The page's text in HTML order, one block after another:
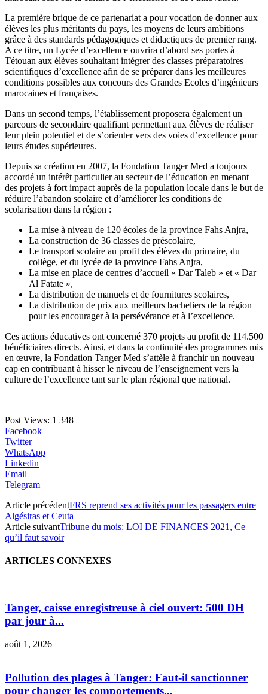
La première brique de ce partenariat a pour vocation de donner aux
élèves les plus méritants ‎du pays, les moyens de leurs ambitions
grâce à des standards pédagogiques et didactiques de ‎premier rang.
A ce titre, un Lycée d’excellence ouvrira d’abord ses portes à
Tétouan aux ‎élèves souhaitant intégrer des classes préparatoires
scientifiques d’excellence afin de se ‎préparer dans les meilleures
conditions possibles aux concours des Grandes Ecoles ‎d’ingénieurs
marocaines et françaises. ‎
Dans un second temps, l’établissement proposera également un
parcours de secondaire ‎qualifiant permettant aux élèves de réaliser
leur plein potentiel et de s’orienter vers des voies ‎d’excellence pour
leurs études supérieures.‎
Depuis sa création en 2007, la Fondation Tanger Med a toujours
accordé un intérêt particulier au secteur de l’éducation en menant
des projets à fort impact auprès de la population locale dans le but de
réduire l’abandon scolaire et d’améliorer les conditions de
scolarisation dans la région :
La mise à niveau de 120 écoles de la province Fahs Anjra,
La construction de 36 classes de préscolaire,
Le transport scolaire au profit des élèves du primaire, du
collège, et du lycée de la province Fahs Anjra,
La mise en place de centres d’accueil « Dar Taleb » et « Dar
Al Fatate »,
La distribution de manuels et de fournitures scolaires,
La distribution de prix aux meilleurs bacheliers de la région
pour les encourager à la persévérance et à l’excellence.
Ces actions éducatives ont concerné 370 projets au profit de 114.500
bénéficiaires directs. Ainsi, et dans la continuité des programmes mis
en œuvre, la Fondation Tanger Med s’attèle à franchir un nouveau
cap en contribuant à hisser le niveau de l’enseignement vers la
culture de l’excellence tant sur le plan régional que national.
Post Views: 1 348
Facebook
Twitter
WhatsApp
Linkedin
Email
Telegram
Article précédentFRS reprend ses activités pour les passagers entre
Algésiras et Ceuta
Article suivantTribune du mois: LOI DE FINANCES 2021, Ce
qu’il faut savoir
ARTICLES CONNEXES
Tanger, caisse enregistreuse à ciel ouvert: 500 DH
par jour à...
août 1, 2026
Pollution des plages à Tanger: Faut-il sanctionner
pour changer les comportements...